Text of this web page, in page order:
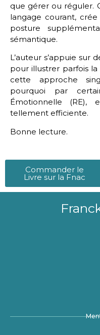
que gérer ou réguler.
langage courant,
posture
sémantique.
L’auteur s’appuie sur
pour illustrer parfois
cette approche
pourquoi par
Émotionnelle (RE),
tellement efficiente.
Bonne lecture.
Commander le
Livre sur la Fnac